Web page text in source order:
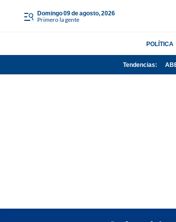
domingo 09 de agosto, 2026
Primero la gente
POLÍTICA
Tendencias: